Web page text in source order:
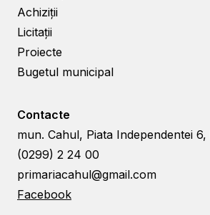
Achiziții
Licitații
Proiecte
Bugetul municipal
Contacte
mun. Cahul, Piata Independentei
(0299) 2 24 00
primariacahul@gmail.com
Facebook